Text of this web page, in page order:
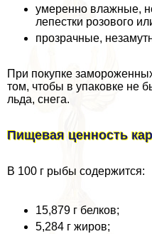
умеренно влажные,
лепестки розового
прозрачные,
При покупке
том, чтобы в упаковке не
льда, снега.
Пищевая ценность
В 100 г рыбы содержится:
15,879 г белков;
5,284 г жиров;